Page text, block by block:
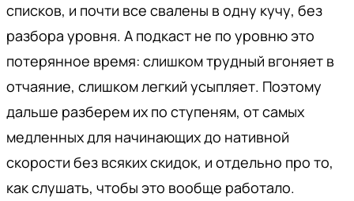
списков, и почти все свалены в одну кучу, без
разбора уровня. А подкаст не по уровню это
потерянное время: слишком трудный вгоняет в
отчаяние, слишком легкий усыпляет. Поэтому
дальше разберем их по ступеням, от самых
медленных для начинающих до нативной
скорости без всяких скидок, и отдельно про то,
как слушать, чтобы это вообще работало.